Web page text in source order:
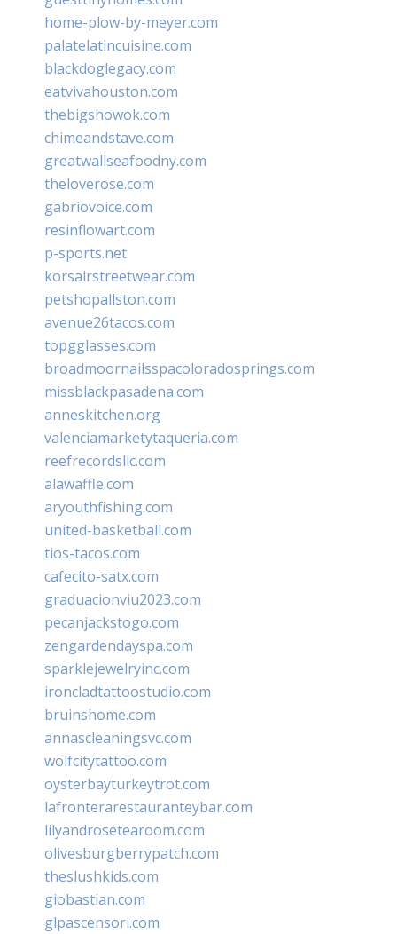
home-plow-by-meyer.com
palatelatincuisine.com
blackdoglegacy.com
eatvivahouston.com
thebigshowok.com
chimeandstave.com
greatwallseafoodny.com
theloverose.com
gabriovoice.com
resinflowart.com
p-sports.net
korsairstreetwear.com
petshopallston.com
avenue26tacos.com
topgglasses.com
broadmoornailsspacoloradosprings.com
missblackpasadena.com
anneskitchen.org
valenciamarketytaqueria.com
reefrecordsllc.com
alawaffle.com
aryouthfishing.com
united-basketball.com
tios-tacos.com
cafecito-satx.com
graduacionviu2023.com
pecanjackstogo.com
zengardendayspa.com
sparklejewelryinc.com
ironcladtattoostudio.com
bruinshome.com
annascleaningsvc.com
wolfcitytattoo.com
oysterbayturkeytrot.com
lafronterarestauranteybar.com
lilyandrosetearoom.com
olivesburgberrypatch.com
theslushkids.com
giobastian.com
glpascensori.com